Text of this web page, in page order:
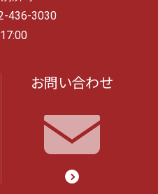
436-3030
お問い合わせ